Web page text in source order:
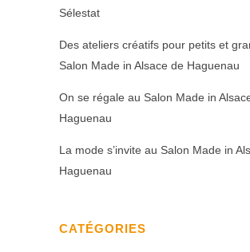
Sélestat
Des ateliers créatifs pour petits et
Salon Made in Alsace de Haguenau
On se régale au Salon Made in
Haguenau
La mode s’invite au Salon Made in
Haguenau
CATÉGORIES